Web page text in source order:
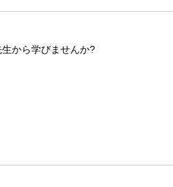
から学びませんか?